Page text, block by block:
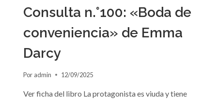
Consulta n.°100: «Boda de
conveniencia» de Emma
Darcy
Por admin 12/09/2025
Ver ficha del libro La protagonista es viuda y tiene